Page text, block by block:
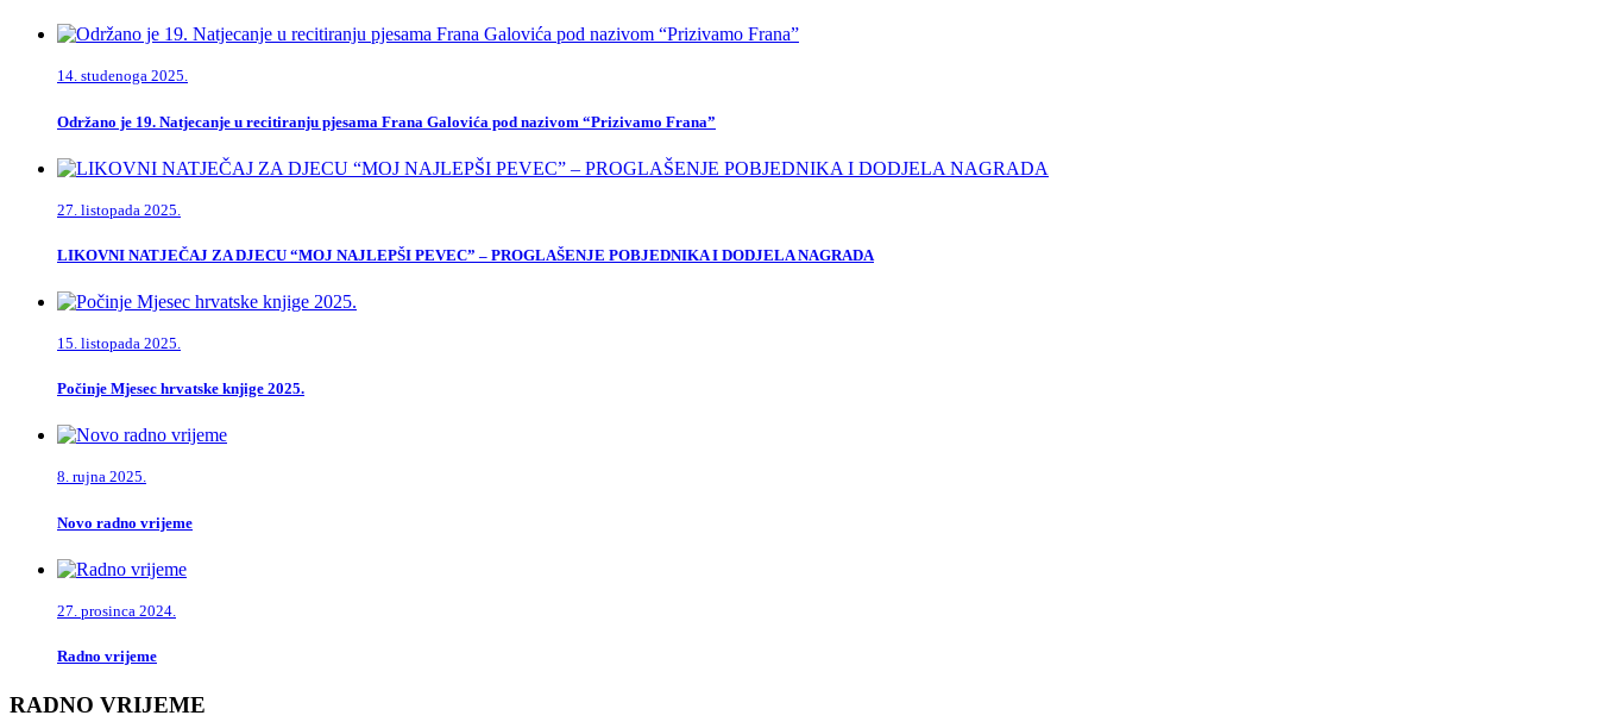
14. studenoga 2025.
Održano je 19. Natjecanje u recitiranju pjesama Frana Galovića pod nazivom “Prizivamo Frana”
27. listopada 2025.
LIKOVNI NATJEČAJ ZA DJECU “MOJ NAJLEPŠI PEVEC” – PROGLAŠENJE POBJEDNIKA I DODJELA NAGRADA
15. listopada 2025.
Počinje Mjesec hrvatske knjige 2025.
8. rujna 2025.
Novo radno vrijeme
27. prosinca 2024.
Radno vrijeme
RADNO VRIJEME